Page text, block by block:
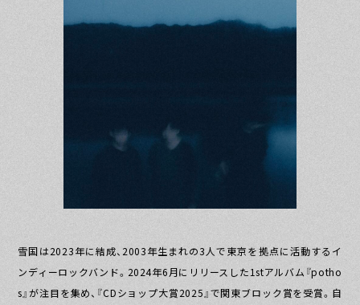
雪国は2023年に結成、2003年生まれの3人で東京を拠点に活動するイ
ンディーロックバンド。2024年6月にリリースした1stアルバム『potho
s』が注目を集め、『CDショップ大賞2025』で関東ブロック賞を受賞。自